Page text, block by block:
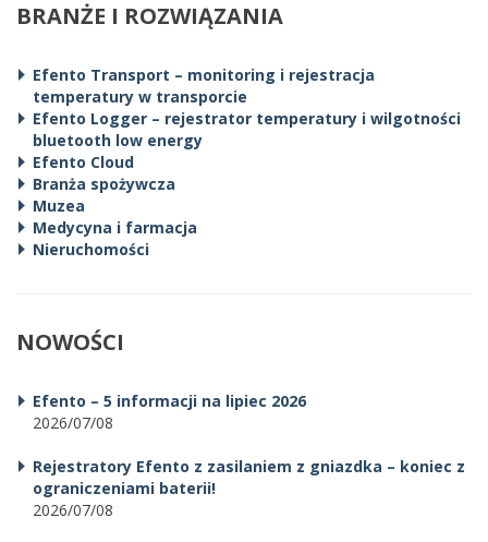
BRANŻE I ROZWIĄZANIA
Efento Transport – monitoring i rejestracja
temperatury w transporcie
Efento Logger – rejestrator temperatury i wilgotności
bluetooth low energy
Efento Cloud
Branża spożywcza
Muzea
Medycyna i farmacja
Nieruchomości
NOWOŚCI
Efento – 5 informacji na lipiec 2026
2026/07/08
Rejestratory Efento z zasilaniem z gniazdka – koniec z
ograniczeniami baterii!
2026/07/08